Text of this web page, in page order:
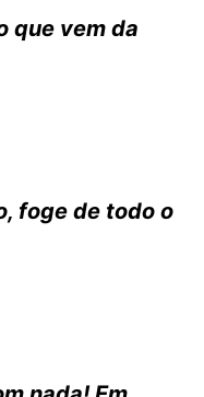
que vem da
foge de todo o